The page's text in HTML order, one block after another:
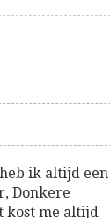
ik altijd een
Donkere
kost me altijd